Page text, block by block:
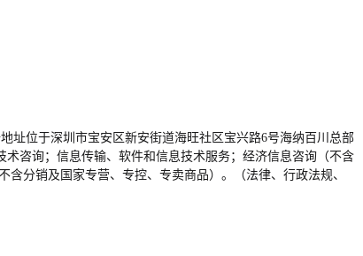
址位于深圳市宝安区新安街道海旺社区宝兴路6号海纳百川总部
咨询；信息传输、软件和信息技术服务；经济信息咨询（不含
分销及国家专营、专控、专卖商品）。（法律、行政法规、